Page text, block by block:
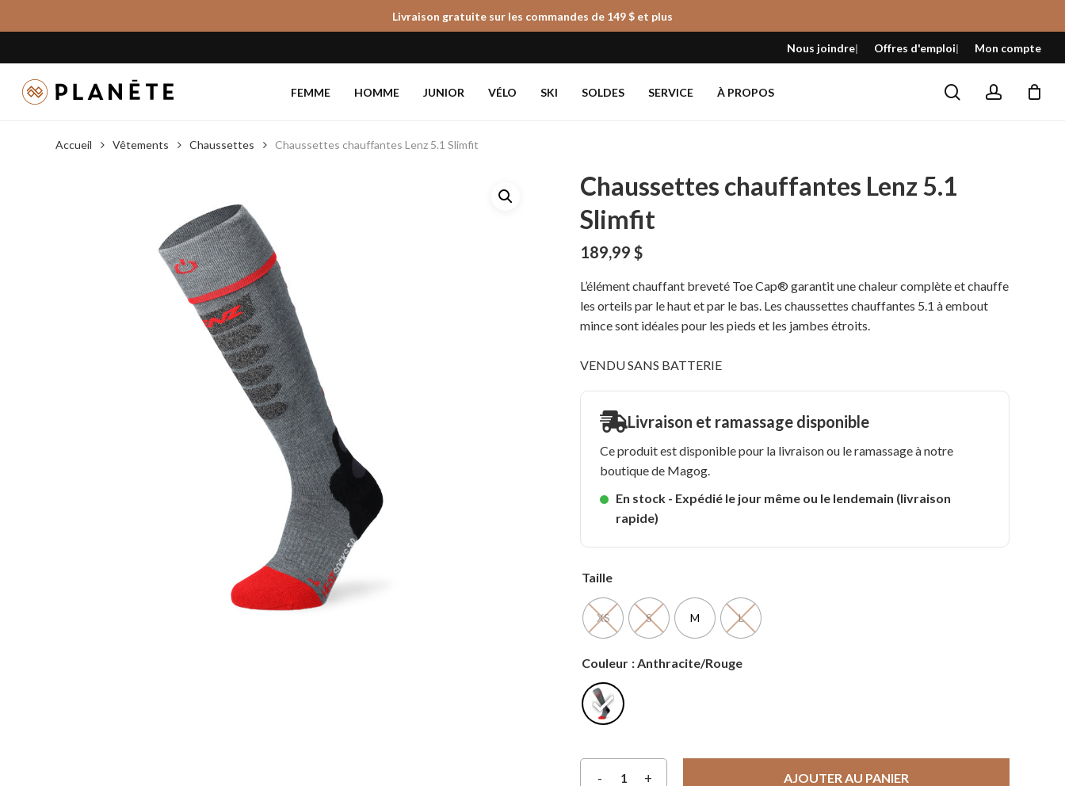
to
content
Livraison gratuite sur les commandes de 149 $ et plus
Nous joindre Offres d'emploi Mon compte
FEMME HOMME JUNIOR VÉLO SKI SOLDES SERVICE À PROPOS searchaccount
Fermer
le
panier
Accueil Vêtements Chaussettes Chaussettes chauffantes Lenz 5.1 Slimfit
Chaussettes chauffantes Lenz 5.1
Slimfit
189,99$
L’élément chauffant breveté Toe Cap® garantit une chaleur complète et chauffe
les orteils par le haut et par le bas. Les chaussettes chauffantes 5.1 à embout
mince sont idéales pour les pieds et les jambes étroits.
VENDU SANS BATTERIE
Livraison et ramassage disponible
Ce produit est disponible pour la livraison ou le ramassage à notre
boutique de Magog.
En stock - Expédié le jour même ou le lendemain (livraison
rapide)
Taille
XS S M L
Couleur : Anthracite/Rouge
AJOUTER AU PANIER